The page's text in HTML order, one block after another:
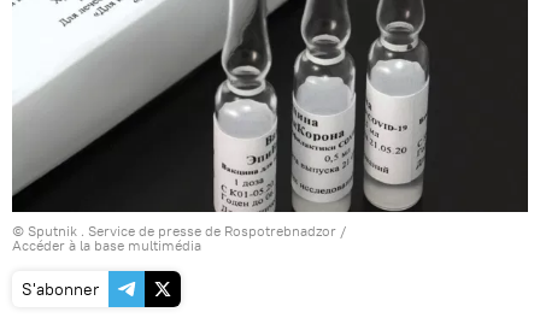
© Sputnik . Service de presse de Rospotrebnadzor /
Accéder à la base multimédia
S'abonner